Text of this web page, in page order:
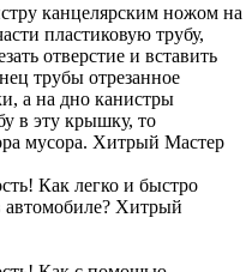
канцелярским ножом на
пластиковую трубу,
отверстие и вставить
трубы отрезанное
а на дно канистры
в эту крышку, то
мусора. Хитрый Мастер
Как легко и быстро
автомобиле? Хитрый